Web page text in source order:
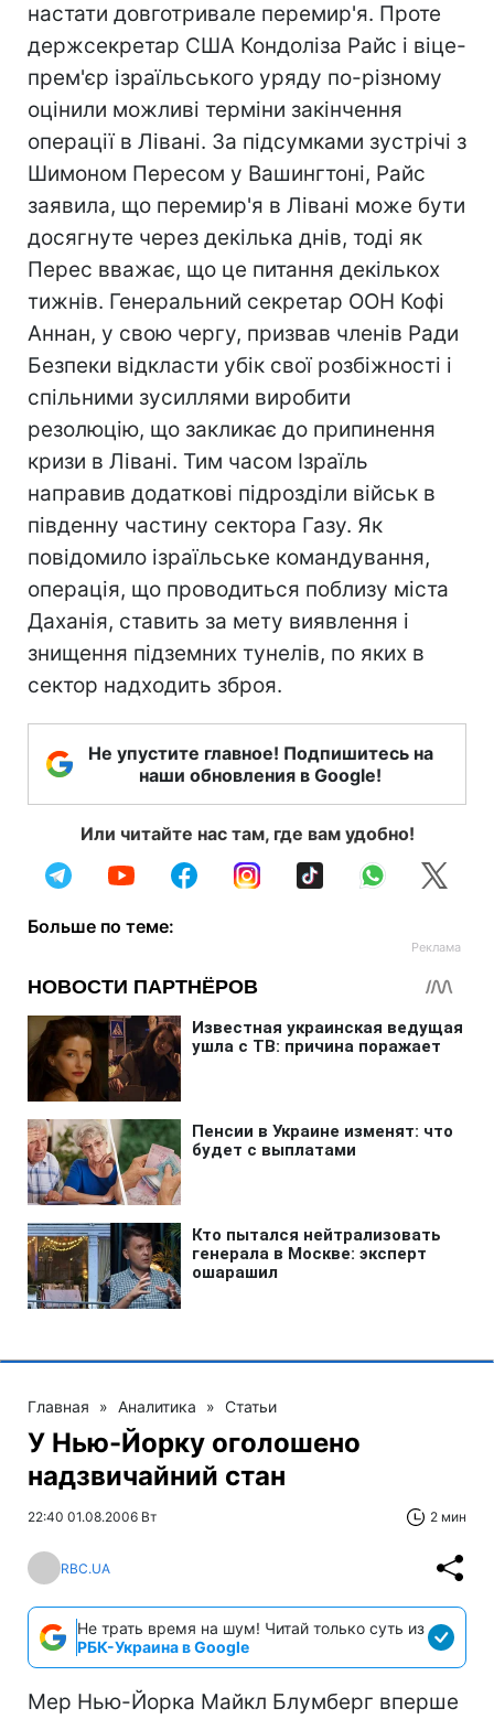
настати довготривале перемир'я. Проте
держсекретар США Кондоліза Райс і віце-
прем'єр ізраїльського уряду по-різному
оцінили можливі терміни закінчення
операції в Лівані. За підсумками зустрічі з
Шимоном Пересом у Вашингтоні, Райс
заявила, що перемир'я в Лівані може бути
досягнуте через декілька днів, тоді як
Перес вважає, що це питання декількох
тижнів. Генеральний секретар ООН Кофі
Аннан, у свою чергу, призвав членів Ради
Безпеки відкласти убік свої розбіжності і
спільними зусиллями виробити
резолюцію, що закликає до припинення
кризи в Лівані. Тим часом Ізраїль
направив додаткові підрозділи військ в
південну частину сектора Газу. Як
повідомило ізраїльське командування,
операція, що проводиться поблизу міста
Даханія, ставить за мету виявлення і
знищення підземних тунелів, по яких в
сектор надходить зброя.
Не упустите главное! Подпишитесь на
наши обновления в Google!
Или читайте нас там, где вам удобно!
Больше по теме:
Главная » Аналитика » Статьи
У Нью-Йорку оголошено
надзвичайний стан
22:40 01.08.2006 Вт 2 мин
RBC.UA
Не трать время на шум! Читай только суть из
РБК-Украина в Google
Мер Нью-Йорка Майкл Блумберг вперше